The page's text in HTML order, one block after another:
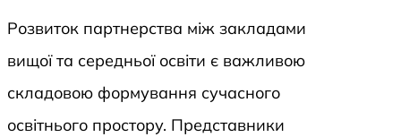
Розвиток партнерства між закладами
вищої та середньої освіти є важливою
складовою формування сучасного
освітнього простору. Представники